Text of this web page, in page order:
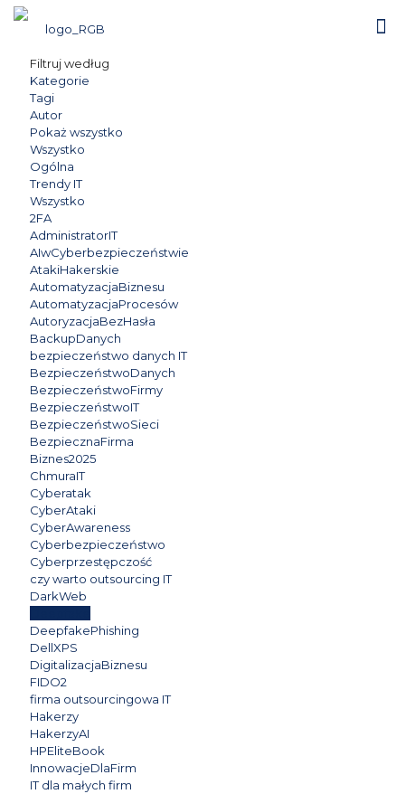
Filtruj według
Kategorie
Tagi
Autor
Pokaż wszystko
Wszystko
Ogólna
Trendy IT
Wszystko
2FA
AdministratorIT
AIwCyberbezpieczeństwie
AtakiHakerskie
AutomatyzacjaBiznesu
AutomatyzacjaProcesów
AutoryzacjaBezHasła
BackupDanych
bezpieczeństwo danych IT
BezpieczeństwoDanych
BezpieczeństwoFirmy
BezpieczeństwoIT
BezpieczeństwoSieci
BezpiecznaFirma
Biznes2025
ChmuraIT
Cyberatak
CyberAtaki
CyberAwareness
Cyberbezpieczeństwo
Cyberprzestępczość
czy warto outsourcing IT
DarkWeb
DeepfakePhishing
DellXPS
DigitalizacjaBiznesu
FIDO2
firma outsourcingowa IT
Hakerzy
HakerzyAI
HPEliteBook
InnowacjeDlaFirm
IT dla małych firm